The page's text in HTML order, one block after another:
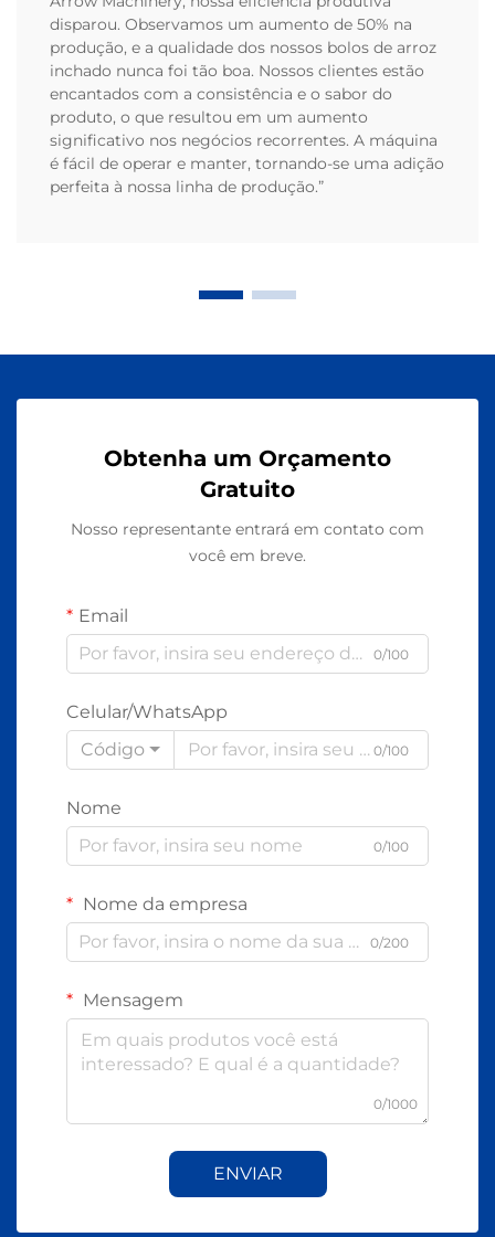
disparou. Observamos um aumento de 50% na
produção, e a qualidade dos nossos bolos de arroz
inchado nunca foi tão boa. Nossos clientes estão
encantados com a consistência e o sabor do
produto, o que resultou em um aumento
significativo nos negócios recorrentes. A máquina
é fácil de operar e manter, tornando-se uma adição
perfeita à nossa linha de produção.”
Obtenha um Orçamento
Gratuito
Nosso representante entrará em contato com
você em breve.
Email
0/100
Celular/WhatsApp
Código
0/100
Nome
0/100
Nome da empresa
0/200
Mensagem
0/1000
ENVIAR